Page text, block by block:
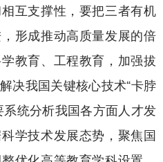
互支撑性，要把三者有机
形成推动高质量发展的倍
教育、工程教育，加强拔
决我国关键核心技术“卡脖
统分析我国各方面人才发
学技术发展态势，聚焦国